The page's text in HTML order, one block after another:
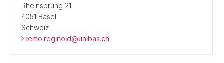
Rheinsprung 21
4051 Basel
Schweiz
remo.reginold@unibas.ch